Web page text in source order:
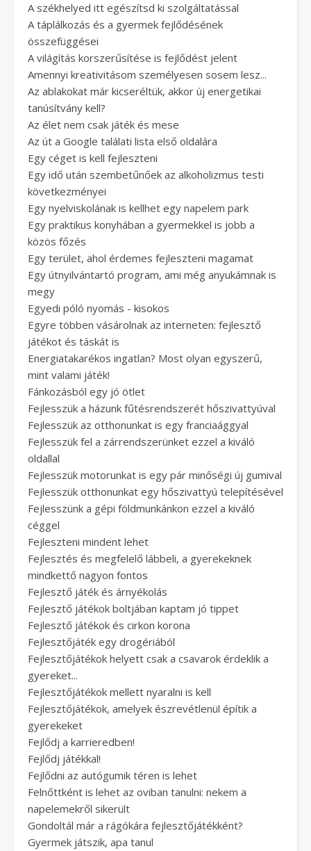
A székhelyed itt egészítsd ki szolgáltatással
A táplálkozás és a gyermek fejlődésének
összefüggései
A világítás korszerűsítése is fejlődést jelent
Amennyi kreativitásom személyesen sosem lesz...
Az ablakokat már kicseréltük, akkor új energetikai
tanúsítvány kell?
Az élet nem csak játék és mese
Az út a Google találati lista első oldalára
Egy céget is kell fejleszteni
Egy idő után szembetűnőek az alkoholizmus testi
következményei
Egy nyelviskolának is kellhet egy napelem park
Egy praktikus konyhában a gyermekkel is jobb a
közös főzés
Egy terület, ahol érdemes fejleszteni magamat
Egy útnyilvántartó program, ami még anyukámnak is
megy
Egyedi póló nyomás - kisokos
Egyre többen vásárolnak az interneten: fejlesztő
játékot és táskát is
Energiatakarékos ingatlan? Most olyan egyszerű,
mint valami játék!
Fánkozásból egy jó ötlet
Fejlesszük a házunk fűtésrendszerét hőszivattyúval
Fejlesszük az otthonunkat is egy franciaággyal
Fejlesszük fel a zárrendszerünket ezzel a kiváló
oldallal
Fejlesszük motorunkat is egy pár minőségi új gumival
Fejlesszük otthonunkat egy hőszivattyú telepítésével
Fejlesszünk a gépi földmunkánkon ezzel a kiváló
céggel
Fejleszteni mindent lehet
Fejlesztés és megfelelő lábbeli, a gyerekeknek
mindkettő nagyon fontos
Fejlesztő játék és árnyékolás
Fejlesztő játékok boltjában kaptam jó tippet
Fejlesztő játékok és cirkon korona
Fejlesztőjáték egy drogériából
Fejlesztőjátékok helyett csak a csavarok érdeklik a
gyereket...
Fejlesztőjátékok mellett nyaralni is kell
Fejlesztőjátékok, amelyek észrevétlenül építik a
gyerekeket
Fejlődj a karrieredben!
Fejlődj játékkal!
Fejlődni az autógumik téren is lehet
Felnőttként is lehet az oviban tanulni: nekem a
napelemekről sikerült
Gondoltál már a rágókára fejlesztőjátékként?
Gyermek játszik, apa tanul